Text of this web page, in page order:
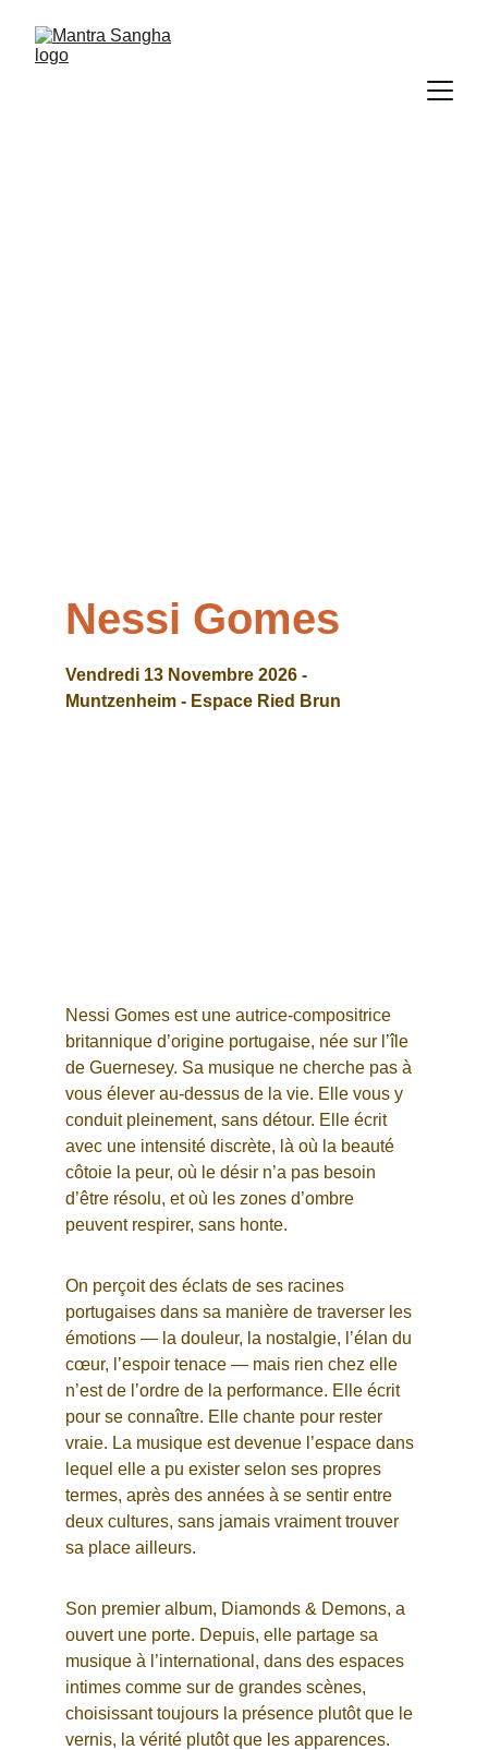
Nessi Gomes
Vendredi 13 Novembre 2026 -
Muntzenheim - Espace Ried Brun
Nessi Gomes est une autrice-compositrice
britannique d’origine portugaise, née sur l’île
de Guernesey. Sa musique ne cherche pas à
vous élever au-dessus de la vie. Elle vous y
conduit pleinement, sans détour. Elle écrit
avec une intensité discrète, là où la beauté
côtoie la peur, où le désir n’a pas besoin
d’être résolu, et où les zones d’ombre
peuvent respirer, sans honte.
On perçoit des éclats de ses racines
portugaises dans sa manière de traverser les
émotions — la douleur, la nostalgie, l’élan du
cœur, l’espoir tenace — mais rien chez elle
n’est de l’ordre de la performance. Elle écrit
pour se connaître. Elle chante pour rester
vraie. La musique est devenue l’espace dans
lequel elle a pu exister selon ses propres
termes, après des années à se sentir entre
deux cultures, sans jamais vraiment trouver
sa place ailleurs.
Son premier album, Diamonds & Demons, a
ouvert une porte. Depuis, elle partage sa
musique à l’international, dans des espaces
intimes comme sur de grandes scènes,
choisissant toujours la présence plutôt que le
vernis, la vérité plutôt que les apparences.